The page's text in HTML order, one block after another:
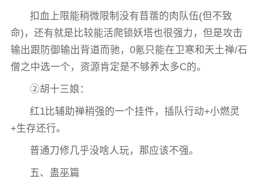
扣血上限能稍微限制没有苜蓿的肉队伍(但不致
命)，还有就是比较能活爬锁妖塔也很强力，但是攻击
输出跟防御输出背道而驰，0氪只能在卫寒和天土禅/石
僧之中选一个，资源肯定是不够养太多C的。
②胡十三娘：
红1比辅助禅稍强的一个挂件，插队行动+小燃灵
+生存还行。
普通刀修几乎没啥人玩，那应该不强。
五、蛊巫篇